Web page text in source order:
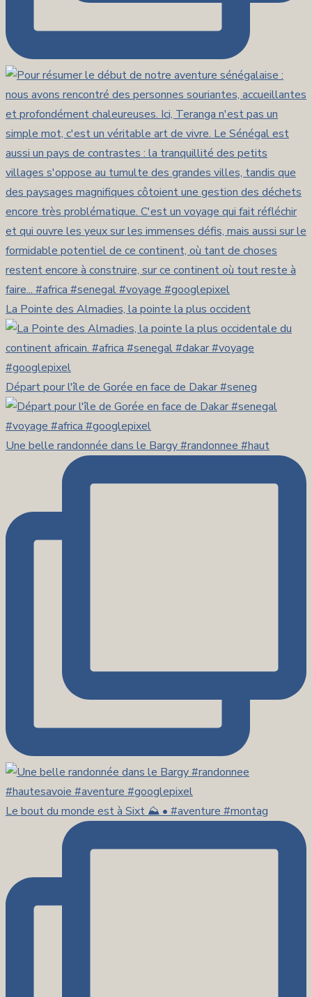
La Pointe des Almadies, la pointe la plus occident
Départ pour l'île de Gorée en face de Dakar #seneg
Une belle randonnée dans le Bargy #randonnee #haut
Le bout du monde est à Sixt ⛰️ • #aventure #montag